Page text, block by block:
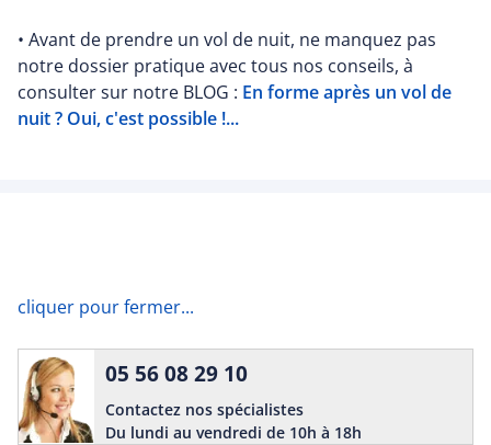
• Avant de prendre un vol de nuit, ne manquez pas
notre dossier pratique avec tous nos conseils, à
consulter sur notre BLOG : En forme après un vol de
nuit ? Oui, c'est possible !...
cliquer pour fermer...
05 56 08 29 10
Contactez nos spécialistes
Du lundi au vendredi de 10h à 18h